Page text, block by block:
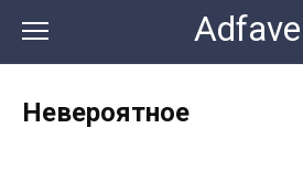
контенту
Adfave
Невероятное